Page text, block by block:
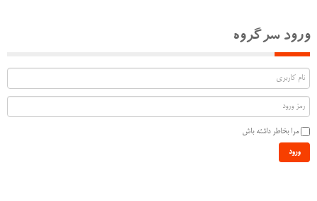
ورود سرگروه
مرا بخاطر داشته باش
ورود